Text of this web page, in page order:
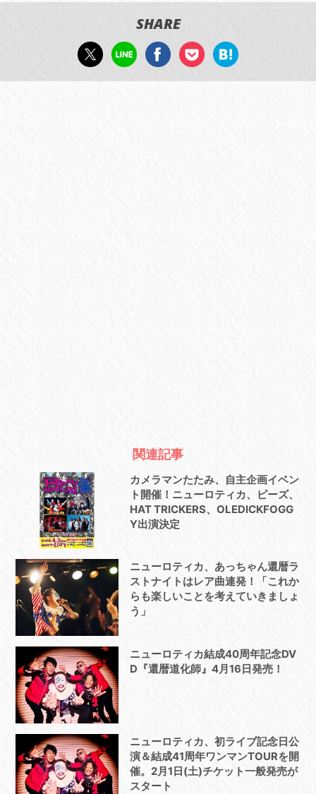
SHARE
関連記事
カメラマンたたみ、自主企画イベン
ト開催！ニューロティカ、ピーズ、
HAT TRICKERS、OLEDICKFOGG
Y出演決定
ニューロティカ、あっちゃん還暦ラ
ストナイトはレア曲連発！「これか
らも楽しいことを考えていきましょ
う」
ニューロティカ結成40周年記念DV
D『還暦道化師』4月16日発売！
ニューロティカ、初ライブ記念日公
演＆結成41周年ワンマンTOURを開
催。2月1日(土)チケット一般発売が
スタート